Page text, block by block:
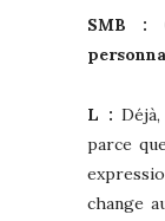
SMB :
L :
parce
change